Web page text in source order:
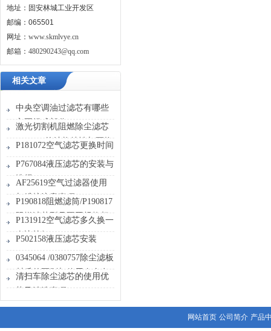
地址：固安林城工业开发区
邮编：065501
网址： www.skmlvye.cn
邮箱： 480290243@qq.com
相关文章
中央空调油过滤芯有哪些
主要组成部分？
激光切割机阻燃除尘滤芯
P191115的结构特性与更换
需要注意的问题，斯科曼
P181072空气滤芯更换时间
P767084液压滤芯的安装与
选择
AF25619空气过滤器使用
与维护注意事项
P190818阻燃滤筒/P190817
阻燃滤芯型号不同规格相
同区别在哪里
P131912空气滤芯多久换一
次比较好
P502158液压滤芯安装
0345064 /0380757除尘滤板
材质的区别与使用寿命有
关，价格合理是关键
清扫车除尘滤芯的使用优
势及清洗事项
网站首页 公司简介 产品